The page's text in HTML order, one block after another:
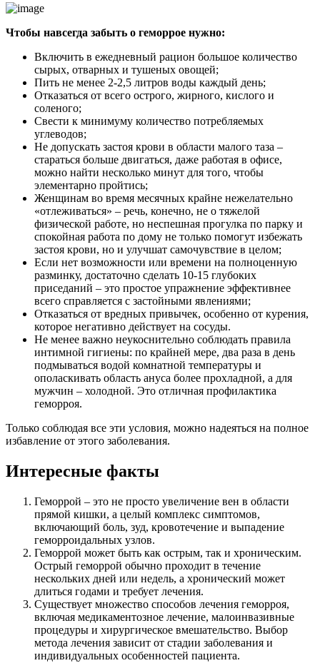
Чтобы навсегда забыть о геморрое нужно:
Включить в ежедневный рацион большое количество
сырых, отварных и тушеных овощей;
Пить не менее 2-2,5 литров воды каждый день;
Отказаться от всего острого, жирного, кислого и
соленого;
Свести к минимуму количество потребляемых
углеводов;
Не допускать застоя крови в области малого таза –
стараться больше двигаться, даже работая в офисе,
можно найти несколько минут для того, чтобы
элементарно пройтись;
Женщинам во время месячных крайне нежелательно
«отлеживаться» – речь, конечно, не о тяжелой
физической работе, но неспешная прогулка по парку и
спокойная работа по дому не только помогут избежать
застоя крови, но и улучшат самочувствие в целом;
Если нет возможности или времени на полноценную
разминку, достаточно сделать 10-15 глубоких
приседаний – это простое упражнение эффективнее
всего справляется с застойными явлениями;
Отказаться от вредных привычек, особенно от курения,
которое негативно действует на сосуды.
Не менее важно неукоснительно соблюдать правила
интимной гигиены: по крайней мере, два раза в день
подмываться водой комнатной температуры и
ополаскивать область ануса более прохладной, а для
мужчин – холодной. Это отличная профилактика
геморроя.
Только соблюдая все эти условия, можно надеяться на полное
избавление от этого заболевания.
Интересные факты
Геморрой – это не просто увеличение вен в области
прямой кишки, а целый комплекс симптомов,
включающий боль, зуд, кровотечение и выпадение
геморроидальных узлов.
Геморрой может быть как острым, так и хроническим.
Острый геморрой обычно проходит в течение
нескольких дней или недель, а хронический может
длиться годами и требует лечения.
Существует множество способов лечения геморроя,
включая медикаментозное лечение, малоинвазивные
процедуры и хирургическое вмешательство. Выбор
метода лечения зависит от стадии заболевания и
индивидуальных особенностей пациента.